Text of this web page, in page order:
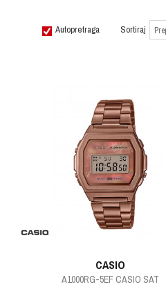
Autopretraga Sortiraj
CASIO
A1000RG-5EF CASIO SAT